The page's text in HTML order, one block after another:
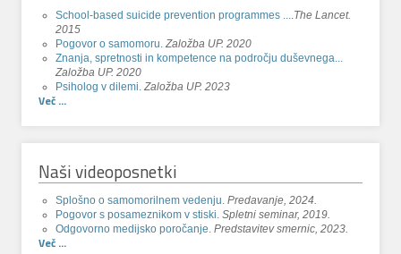
School-based suicide prevention programmes ....The Lancet.
2015
Pogovor o samomoru.Založba UP. 2020
Znanja, spretnosti in kompetence na področju duševnega...
Založba UP. 2020
Psiholog v dilemi. Založba UP. 2023
Več ...
Naši videoposnetki
Splošno o samomorilnem vedenju. Predavanje, 2024.
Pogovor s posameznikom v stiski. Spletni seminar, 2019.
Odgovorno medijsko poročanje. Predstavitev smernic, 2023.
Več ...